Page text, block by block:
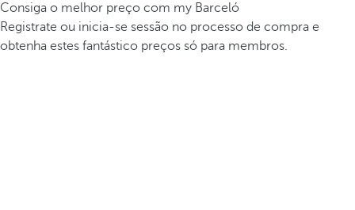
Consiga o melhor preço com my Barceló
Registrate ou inicia-se sessão no processo de compra e
obtenha estes fantástico preços só para membros.